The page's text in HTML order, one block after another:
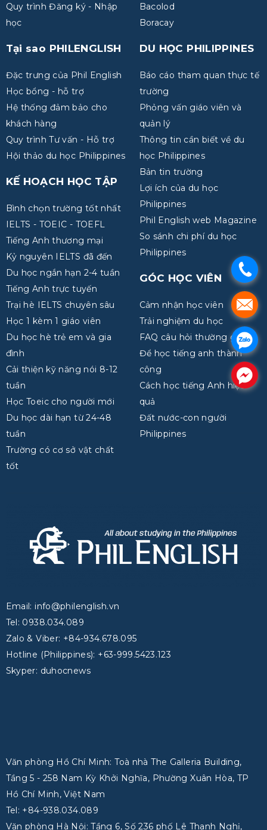
Quy trình Đăng ký - Nhập
học
Tại sao PHILENGLISH
Đặc trưng của Phil English
Học bổng - hỗ trợ
Hệ thống đảm bảo cho
khách hàng
Quy trình Tư vấn - Hỗ trợ
Hội thảo du học Philippines
KẾ HOẠCH HỌC TẬP
Bình chọn trường tốt nhất
IELTS - TOEIC - TOEFL
Tiếng Anh thương mại
Kỷ nguyên IELTS đã đến
Du học ngắn hạn 2-4 tuần
Tiếng Anh trực tuyến
Trại hè IELTS chuyên sâu
Học 1 kèm 1 giáo viên
Du học hè trẻ em và gia
đình
Cải thiện kỹ năng nói 8-12
tuần
Học Toeic cho người mới
Du học dài hạn từ 24-48
tuần
Trường có cơ sở vật chất
tốt
Bacolod
Boracay
DU HỌC PHILIPPINES
Báo cáo tham quan thực tế
trường
Phỏng vấn giáo viên và
quản lý
Thông tin cần biết về du
học Philippines
Bản tin trường
Lợi ích của du học
Philippines
Phil English web Magazine
So sánh chi phí du học
Philippines
GÓC HỌC VIÊN
Cảm nhận học viên
Trải nghiệm du học
FAQ câu hỏi thường gặp
Để học tiếng anh thành
công
Cách học tiếng Anh hiệu
quả
Đất nước-con người
Philippines
Email: info@philenglish.vn
Tel: 0938.034.089
Zalo & Viber: +84-934.678.095
Hotline (Philippines): +63-999.5423.123
Skyper: duhocnews
Văn phòng Hồ Chí Minh: Toà nhà The Galleria Building,
Tầng 5 - 258 Nam Kỳ Khởi Nghĩa, Phường Xuân Hòa, TP
Hồ Chí Minh, Việt Nam
Tel: +84-938.034.089
Văn phòng Hà Nội: Tầng 6, Số 236 phố Lê Thanh Nghị,
.
.
.
.